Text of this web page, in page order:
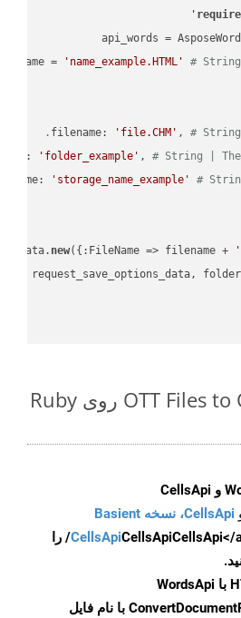
require
api_words =
name =
'name_example.HTML' # String
'file.CHM' , #
'folder_example' , # String | The
'storage_name_example'
#
new({:FileName => filename +
تبدیل ساده OTT Files to CHM روی Ruby
CellsApi، نسخه Basient
CellsApiCellsApi
CellsApi</aient/Client/ را
با نام فایل